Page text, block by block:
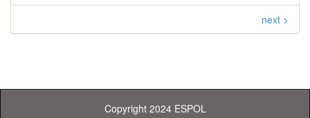
next >
Copyright 2024 ESPOL